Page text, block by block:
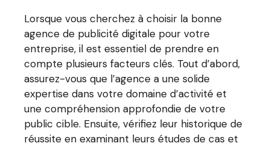
Lorsque vous cherchez à choisir la bonne
agence de publicité digitale pour votre
entreprise, il est essentiel de prendre en
compte plusieurs facteurs clés. Tout d’abord,
assurez-vous que l’agence a une solide
expertise dans votre domaine d’activité et
une compréhension approfondie de votre
public cible. Ensuite, vérifiez leur historique de
réussite en examinant leurs études de cas et